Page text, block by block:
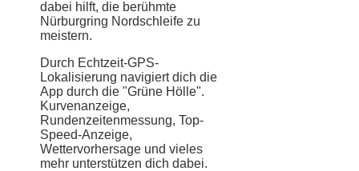
dabei hilft, die berühmte
Nürburgring Nordschleife zu
meistern.
Durch Echtzeit-GPS-
Lokalisierung navigiert dich die
App durch die "Grüne Hölle".
Kurvenanzeige,
Rundenzeitenmessung, Top-
Speed-Anzeige,
Wettervorhersage und vieles
mehr unterstützen dich dabei.